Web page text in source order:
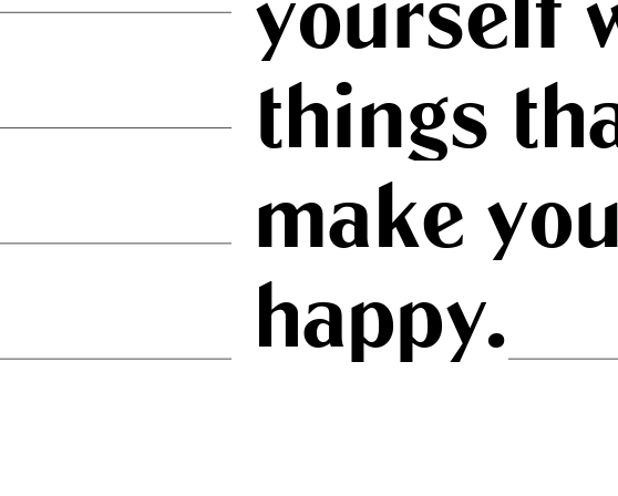
things
make you
happy.